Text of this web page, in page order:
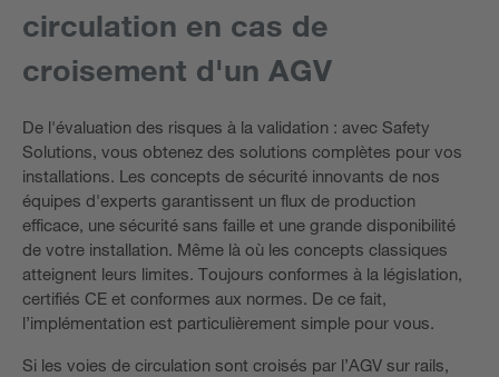
circulation en cas de
croisement d'un AGV
De l'évaluation des risques à la validation : avec Safety
Solutions, vous obtenez des solutions complètes pour vos
installations. Les concepts de sécurité innovants de nos
équipes d'experts garantissent un flux de production
efficace, une sécurité sans faille et une grande disponibilité
de votre installation. Même là où les concepts classiques
atteignent leurs limites. Toujours conformes à la législation,
certifiés CE et conformes aux normes. De ce fait,
l’implémentation est particulièrement simple pour vous.
Si les voies de circulation sont croisés par l’AGV sur rails,